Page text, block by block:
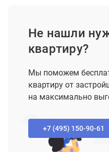
Не нашли
квартиру?
Мы поможем
квартиру от
на максимально
+7 (495) 150-90-61‬